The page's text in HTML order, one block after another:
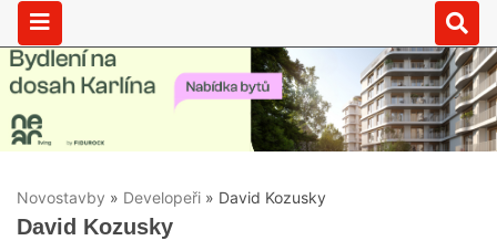
Novostavby » Developeři » David Kozusky
David Kozusky